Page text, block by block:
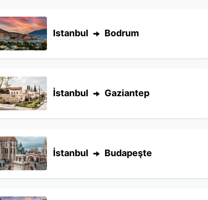
Istanbul Bodrum
İstanbul Gaziantep
İstanbul Budapeşte